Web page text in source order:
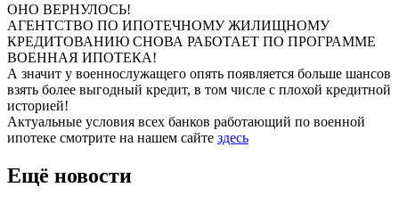
ОНО ВЕРНУЛОСЬ!
АГЕНТСТВО ПО ИПОТЕЧНОМУ ЖИЛИЩНОМУ
КРЕДИТОВАНИЮ СНОВА РАБОТАЕТ ПО ПРОГРАММЕ
ВОЕННАЯ ИПОТЕКА!
А значит у военнослужащего опять появляется больше шансов
взять более выгодный кредит, в том числе с плохой кредитной
историей!
Актуальные условия всех банков работающий по военной
ипотеке смотрите на нашем сайте здесь
Ещё новости